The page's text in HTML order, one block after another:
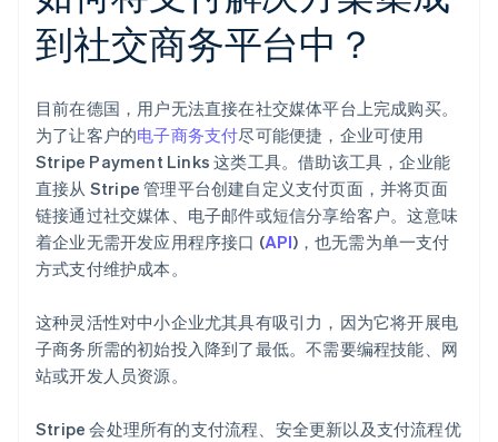
到社交商务平台中？
目前在德国，用户无法直接在社交媒体平台上完成购买。
为了让客户的电子商务支付尽可能便捷，企业可使用
Stripe Payment Links 这类工具。借助该工具，企业能
直接从 Stripe 管理平台创建自定义支付页面，并将页面
链接通过社交媒体、电子邮件或短信分享给客户。这意味
着企业无需开发应用程序接口 (API)，也无需为单一支付
方式支付维护成本。
这种灵活性对中小企业尤其具有吸引力，因为它将开展电
子商务所需的初始投入降到了最低。不需要编程技能、网
站或开发人员资源。
Stripe 会处理所有的支付流程、安全更新以及支付流程优